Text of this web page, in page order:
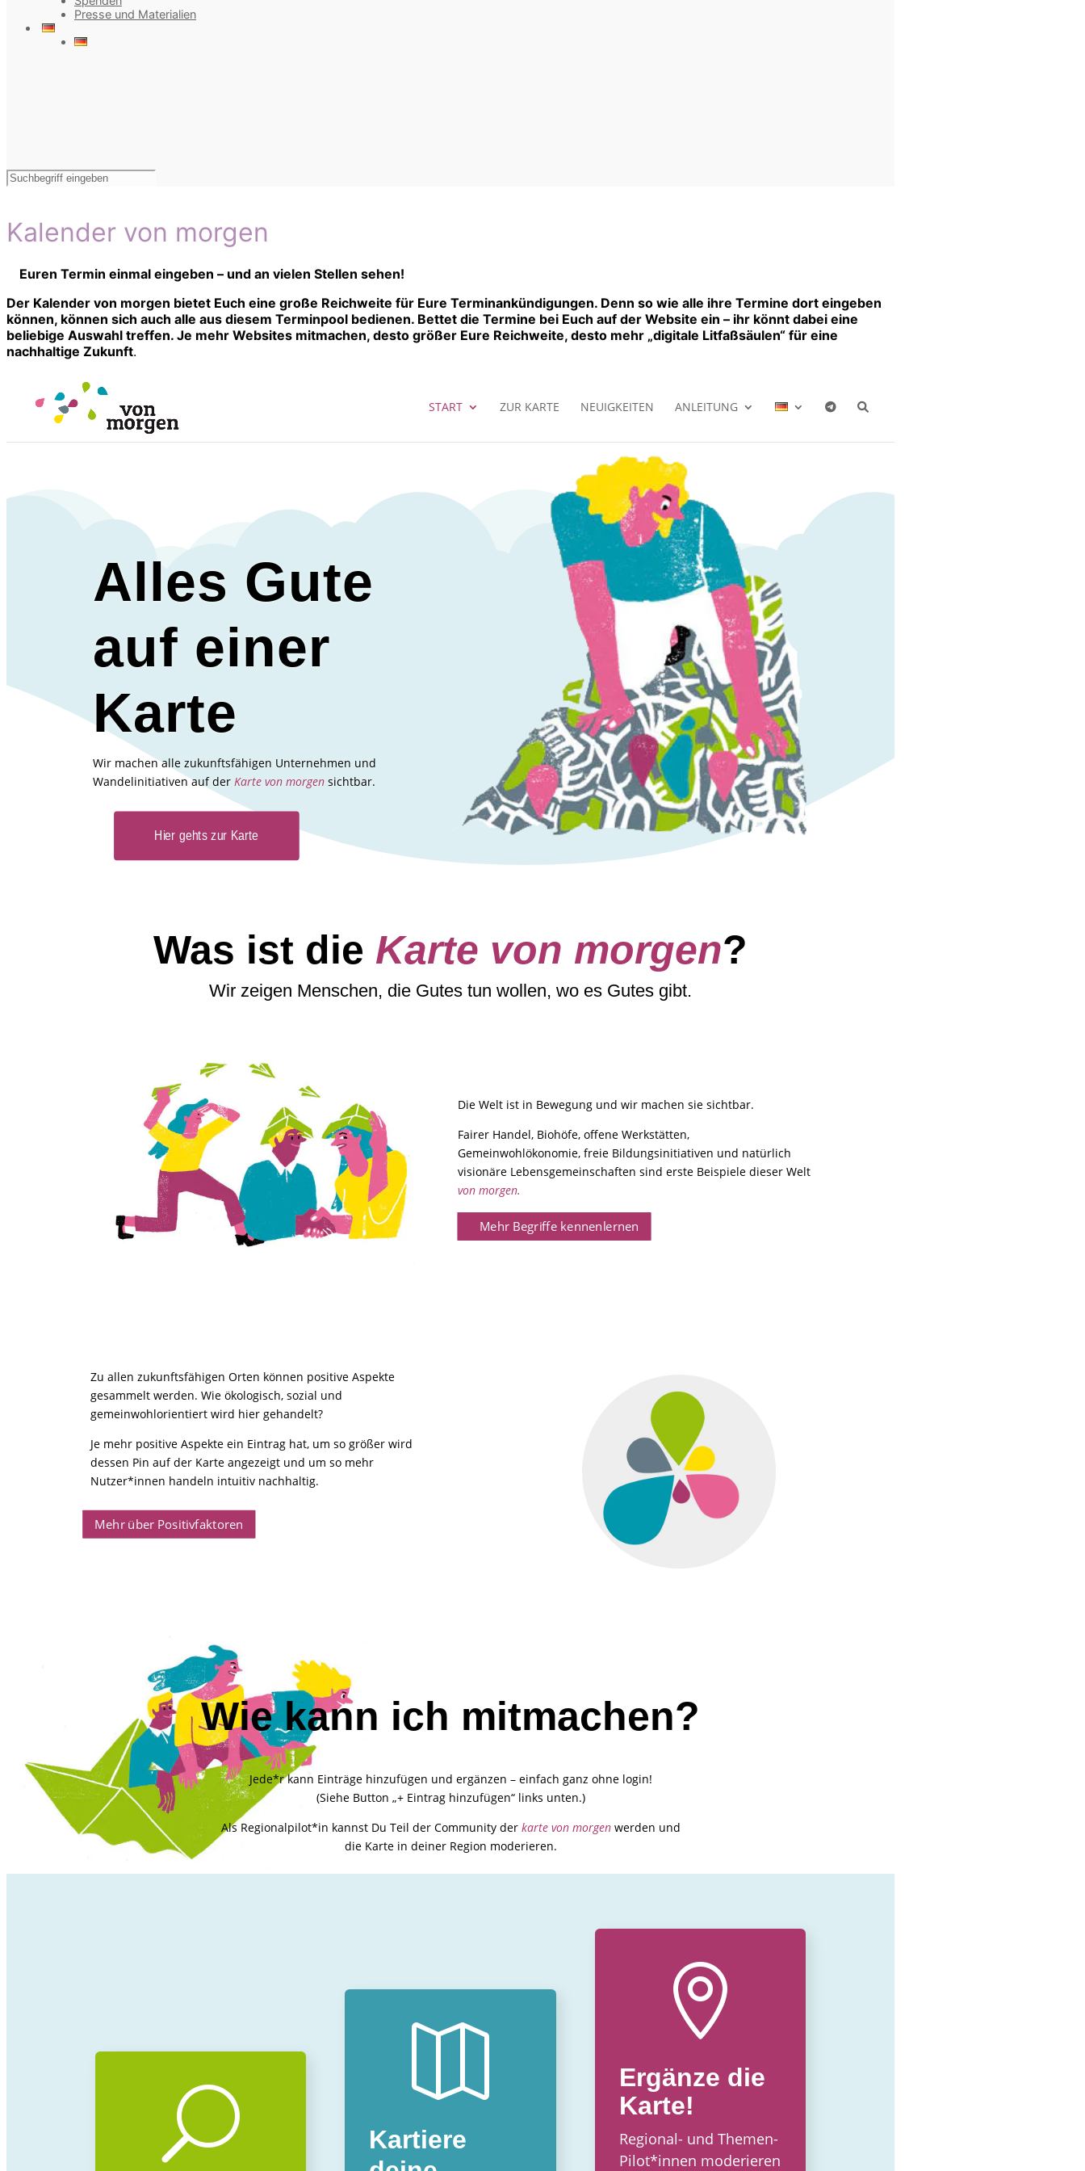
Presse und Materialien
Kalender von morgen
Euren Termin einmal eingeben – und an vielen Stellen sehen!
Der Kalender von morgen bietet Euch eine große Reichweite für Eure Terminankündigungen. Denn so wie alle ihre Termine dort eingeben
können, können sich auch alle aus diesem Terminpool bedienen. Bettet die Termine bei Euch auf der Website ein – ihr könnt dabei eine
beliebige Auswahl treffen. Je mehr Websites mitmachen, desto größer Eure Reichweite, desto mehr „digitale Litfaßsäulen“ für eine
nachhaltige Zukunft.